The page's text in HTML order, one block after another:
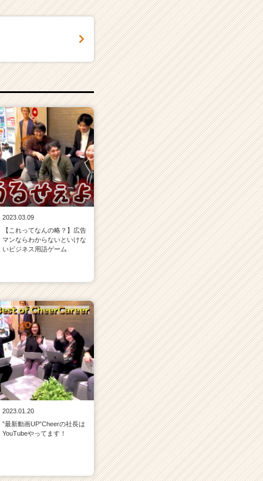
2023.03.09
【これってなんの略？】広告
マンならわからないといけな
いビジネス用語ゲーム
2023.01.20
”最新動画UP”Cheerの社長は
YouTubeやってます！